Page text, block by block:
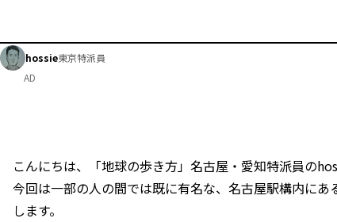
hossie東京特派員
AD
こんにちは、「地球の歩き方」名古屋・愛知特派員の
今回は一部の人の間では既に有名な、名古屋駅構内に
します。